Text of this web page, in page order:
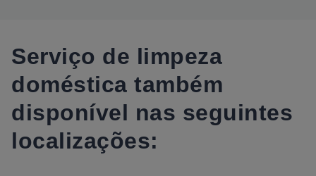
Serviço de limpeza
doméstica também
disponível nas seguintes
localizações: